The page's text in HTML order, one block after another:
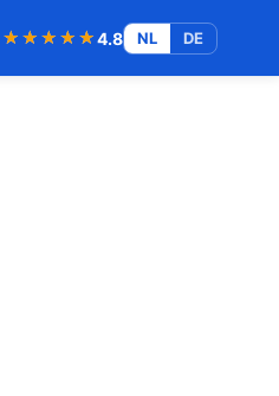
★★★★★
★★★★★4.8 NL DE